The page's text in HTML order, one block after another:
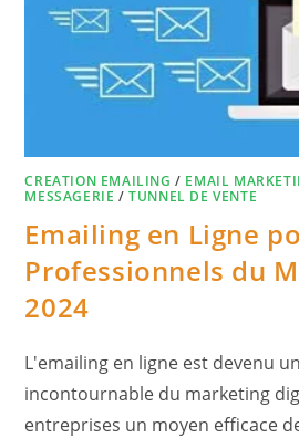
CREATION EMAILING / EMAIL
MESSAGERIE /TUNNEL DE VENTE
Emailing en Ligne
Professionnels du
2024
L'emailing en ligne est devenu
incontournable du marketing
entreprises un moyen efficace